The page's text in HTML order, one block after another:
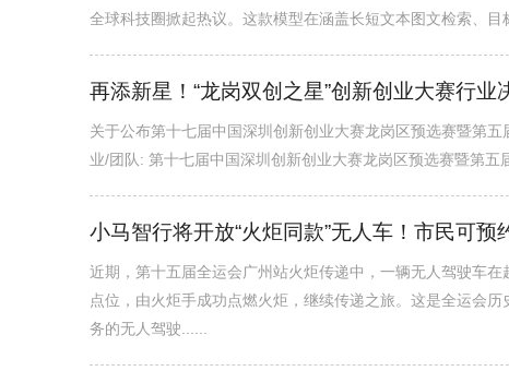
全球科技圈掀起热议。这款模型在涵盖长短文本图文检索、
再添新星！“龙岗双创之星”创新创业大赛行业
关于公布第十七届中国深圳创新创业大赛龙岗区预选赛暨第
业/团队: 第十七届中国深圳创新创业大赛龙岗区预选赛暨第五
小马智行将开放“火炬同款”无人车！市民可预
近期，第十五届全运会广州站火炬传递中，一辆无人驾驶车
点位，由火炬手成功点燃火炬，继续传递之旅。这是全运会
务的无人驾驶......